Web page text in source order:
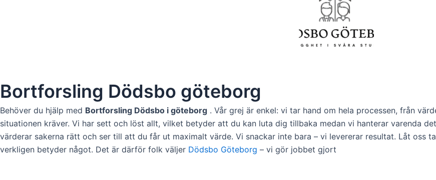
Bortforsling Dödsbo göteborg
Behöver du hjälp med Bortforsling Dödsbo i göteborg . Vår grej är enkel: vi tar hand om hela processen, från
situationen kräver. Vi har sett och löst allt, vilket betyder att du kan luta dig tillbaka medan vi hanterar varenda
värderar sakerna rätt och ser till att du får ut maximalt värde. Vi snackar inte bara – vi levererar resultat. Låt oss
verkligen betyder något. Det är därför folk väljer Dödsbo Göteborg – vi gör jobbet gjort